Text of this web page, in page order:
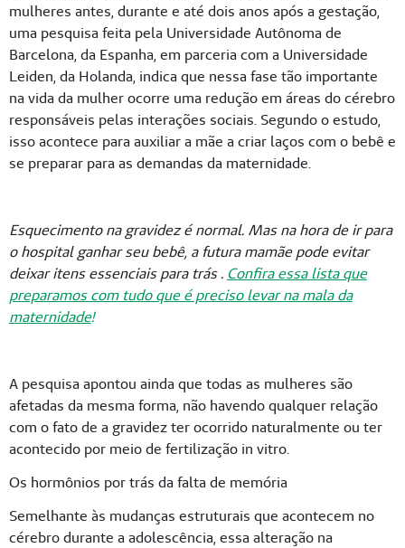
mulheres antes, durante e até dois anos após a gestação,
uma pesquisa feita pela Universidade Autônoma de
Barcelona, da Espanha, em parceria com a Universidade
Leiden, da Holanda, indica que nessa fase tão importante
na vida da mulher ocorre uma redução em áreas do cérebro
responsáveis pelas interações sociais. Segundo o estudo,
isso acontece para auxiliar a mãe a criar laços com o bebê e
se preparar para as demandas da maternidade.
Esquecimento na gravidez é normal. Mas na hora de ir para
o hospital ganhar seu bebê, a futura mamãe pode evitar
deixar itens essenciais para trás . Confira essa lista que
preparamos com tudo que é preciso levar na mala da
maternidade!
A pesquisa apontou ainda que todas as mulheres são
afetadas da mesma forma, não havendo qualquer relação
com o fato de a gravidez ter ocorrido naturalmente ou ter
acontecido por meio de fertilização in vitro.
Os hormônios por trás da falta de memória
Semelhante às mudanças estruturais que acontecem no
cérebro durante a adolescência, essa alteração na